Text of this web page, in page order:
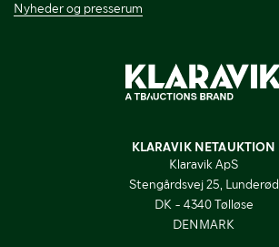
Nyheder og presserum
KLARAVIK NETAUKTION
Klaravik ApS
Stengårdsvej 25, Lunderød
DK - 4340 Tølløse
DENMARK